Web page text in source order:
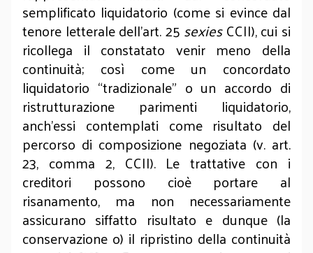
semplificato liquidatorio (come si evince dal
tenore letterale dell’art. 25sexiesCCII), cui si
ricollega il constatato venir meno della
continuità; così come un concordato
liquidatorio “tradizionale” o un accordo di
ristrutturazione parimenti liquidatorio,
anch’essi contemplati come risultato del
percorso di composizione negoziata (v. art.
23, comma 2, CCII). Le trattative con i
creditori possono cioè portare al
risanamento, ma non necessariamente
assicurano siffatto risultato e dunque (la
conservazione o) il ripristino della continuità